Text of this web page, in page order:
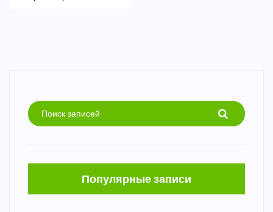
Популярные записи